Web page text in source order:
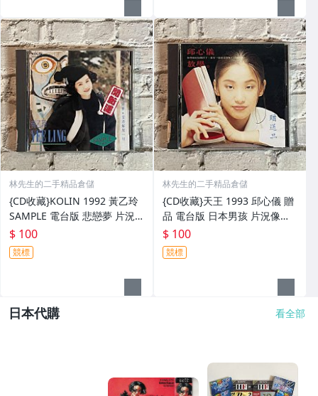
林先生的二手精品倉儲
{CD收藏}KOLIN 1992 黃乙玲
SAMPLE 電台版 悲戀夢 片況
像新的一樣 歌詞封面漂亮 外殼
如圖
$ 100
競標
林先生的二手精品倉儲
{CD收藏}天王 1993 邱心儀 贈
品 電台版 日本男孩 片況像新
的一樣 歌詞封面漂亮 外殼如圖
$ 100
競標
日本代購 看全部